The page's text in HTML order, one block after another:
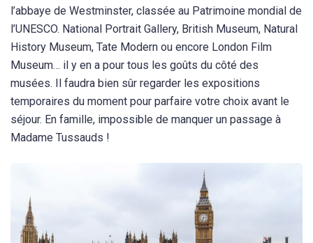
l’abbaye de Westminster, classée au Patrimoine mondial de
l’UNESCO. National Portrait Gallery, British Museum, Natural
History Museum, Tate Modern ou encore London Film
Museum… il y en a pour tous les goûts du côté des
musées. Il faudra bien sûr regarder les expositions
temporaires du moment pour parfaire votre choix avant le
séjour. En famille, impossible de manquer un passage à
Madame Tussauds !